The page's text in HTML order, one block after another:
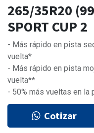
265/35R20
SPORT CUP 2
- Más rápido en pista
vuelta*
- Más rápido en pista
vuelta**
- 50% más vueltas en la
Cotizar